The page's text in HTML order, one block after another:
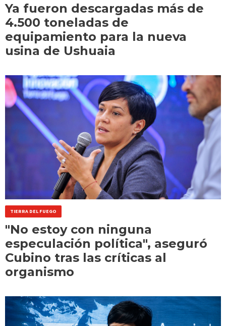
Ya fueron descargadas más de
4.500 toneladas de
equipamiento para la nueva
usina de Ushuaia
TIERRA DEL FUEGO
"No estoy con ninguna
especulación política", aseguró
Cubino tras las críticas al
organismo